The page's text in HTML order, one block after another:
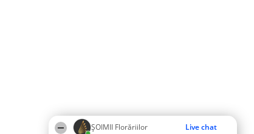
ȘOIMII Florăriilor Live chat